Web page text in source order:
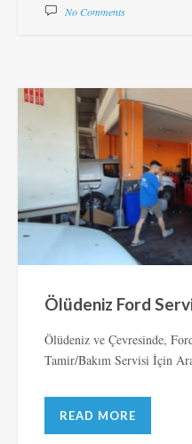
No Comments
Ölüdeniz Ford
Ölüdeniz ve Çevresinde,
Tamir/Bakım Servisi İçin
READ MORE